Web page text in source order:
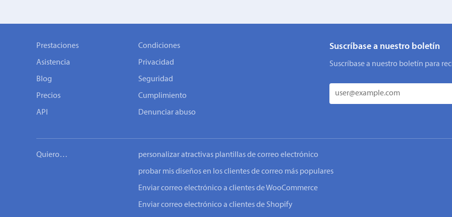
Prestaciones
Asistencia
Blog
Precios
API
Condiciones
Privacidad
Seguridad
Cumplimiento
Denunciar abuso
Suscríbase a nuestro boletín
Suscríbase a nuestro boletín para
Quiero… personalizar atractivas plantillas de correo electrónico
probar mis diseños en los clientes de correo más populares
Enviar correo electrónico a clientes de WooCommerce
Enviar correo electrónico a clientes de Shopify